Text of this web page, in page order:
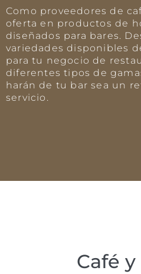
Como proveedores de
oferta en productos de
diseñados para bares.
variedades disponibles
para tu negocio de
diferentes tipos de
harán de tu bar sea un
servicio.
Café